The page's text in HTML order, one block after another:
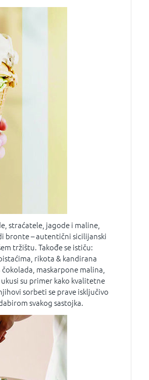
straćatele, jagode i maline,
bronte – autentični sicilijanski
tržištu. Takođe se ističu:
rikota & kandirana
maskarpone malina,
su primer kako kvalitetne
sorbeti se prave isključivo
svakog sastojka.